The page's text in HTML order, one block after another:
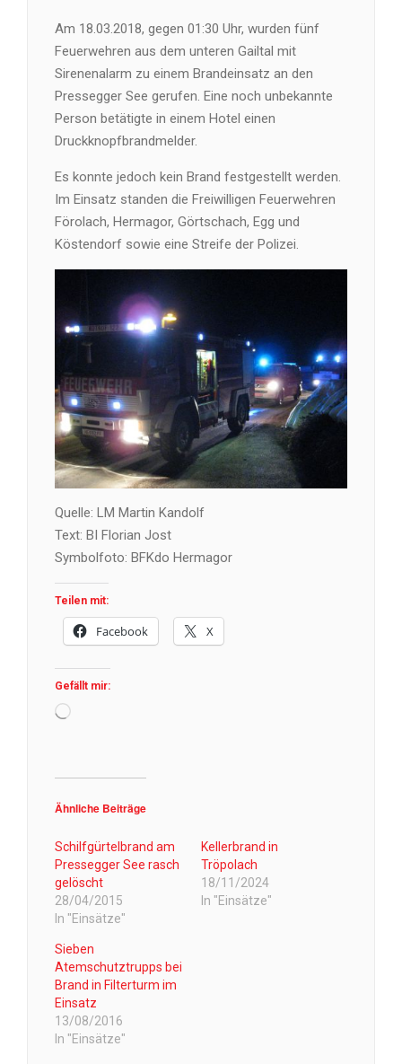
Am 18.03.2018, gegen 01:30 Uhr, wurden fünf
Feuerwehren aus dem unteren Gailtal mit
Sirenenalarm zu einem Brandeinsatz an den
Pressegger See gerufen. Eine noch unbekannte
Person betätigte in einem Hotel einen
Druckknopfbrandmelder.
Es konnte jedoch kein Brand festgestellt werden.
Im Einsatz standen die Freiwilligen Feuerwehren
Förolach, Hermagor​, Görtschach, Egg​ und
Köstendorf​ sowie eine Streife der Polizei.
Quelle: LM Martin Kandolf
Text: BI Florian Jost
Symbolfoto: BFKdo Hermagor
Teilen mit:
Facebook X
Gefällt mir:
Wird
Ähnliche Beiträge
Schilfgürtelbrand am
Pressegger See rasch
gelöscht
28/04/2015
In "Einsätze"
Kellerbrand in
Tröpolach
18/11/2024
In "Einsätze"
Sieben
Atemschutztrupps bei
Brand in Filterturm im
Einsatz
13/08/2016
In "Einsätze"